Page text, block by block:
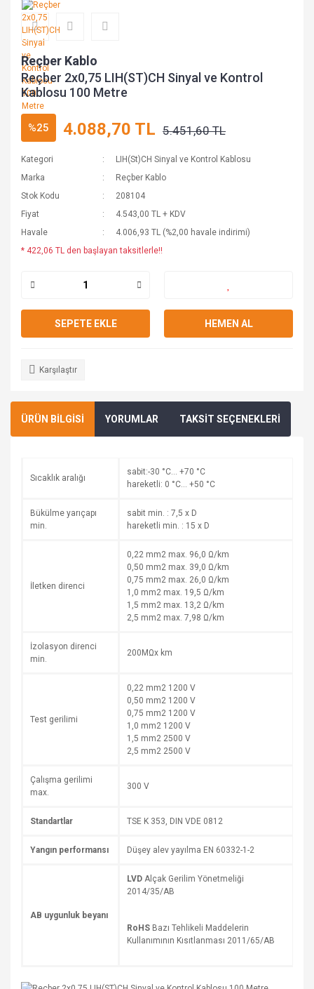
Reçber Kablo
Reçber 2x0,75 LIH(ST)CH Sinyal ve Kontrol
Kablosu 100 Metre
%25 4.088,70 TL 5.451,60 TL
Kategori
LIH(St)CH Sinyal ve Kontrol Kablosu
Marka
Reçber Kablo
Stok Kodu
208104
Fiyat
4.543,00 TL + KDV
Havale
4.006,93 TL (%2,00 havale indirimi)
* 422,06 TL den başlayan taksitlerle!!
SEPETE EKLE HEMEN AL
Karşılaştır
ÜRÜN BİLGİSİ YORUMLAR TAKSİT SEÇENEKLERİ
Sıcaklık aralığı
sabit:-30 °C… +70 °C
hareketli: 0 °C… +50 °C
Bükülme yarıçapı
min.
sabit min. : 7,5 x D
hareketli min. : 15 x D
İletken direnci
0,22 mm2 max. 96,0 Ω/km
0,50 mm2 max. 39,0 Ω/km
0,75 mm2 max. 26,0 Ω/km
1,0 mm2 max. 19,5 Ω/km
1,5 mm2 max. 13,2 Ω/km
2,5 mm2 max. 7,98 Ω/km
İzolasyon direnci
min.
200MΩx km
Test gerilimi
0,22 mm2 1200 V
0,50 mm2 1200 V
0,75 mm2 1200 V
1,0 mm2 1200 V
1,5 mm2 2500 V
2,5 mm2 2500 V
Çalışma gerilimi
max.
300 V
Standartlar TSE K 353, DIN VDE 0812
Yangın performansı Düşey alev yayılma EN 60332-1-2
AB uygunluk beyanı
LVD Alçak Gerilim Yönetmeliği
2014/35/AB
RoHS Bazı Tehlikeli Maddelerin
Kullanımının Kısıtlanması 2011/65/AB